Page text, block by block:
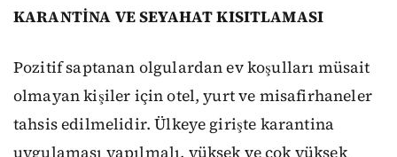
KARANTİNA VE SEYAHAT KISITLAMASI
Pozitif saptanan olgulardan ev koşulları müsait
olmayan kişiler için otel, yurt ve misafirhaneler
tahsis edilmelidir. Ülkeye girişte karantina
uygulaması yapılmalı, yüksek ve çok yüksek